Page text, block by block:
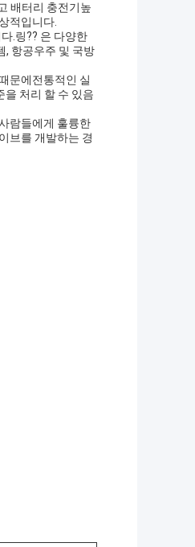
배터리 충전기높
적입니다.
.링?? 은 다양한
, 항공우주 및 국방
문에전통적인 실
을 처리 할 수 있음
람들에게 훌륭한
브를 개발하는 경